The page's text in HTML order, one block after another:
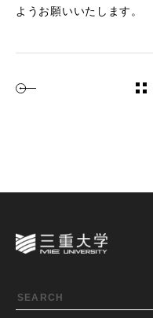
ようお願いいたします。